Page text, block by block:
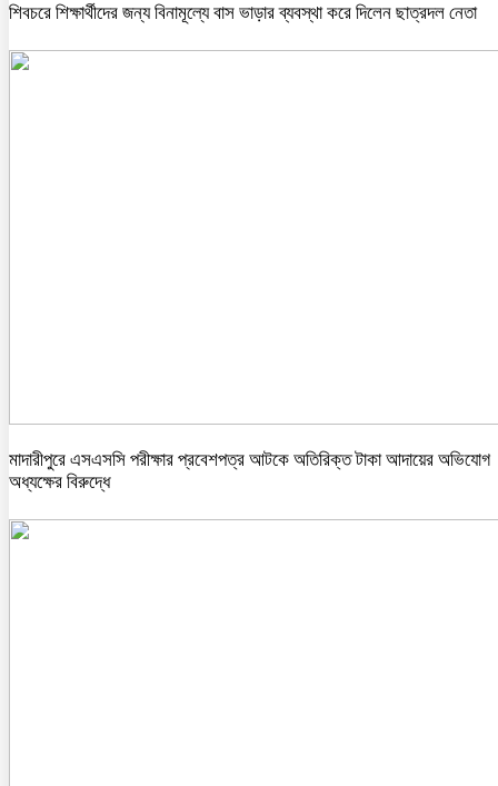
শিবচরে শিক্ষার্থীদের জন্য বিনামূল্যে বাস ভাড়ার ব্যবস্থা করে দিলেন ছাত্রদল নেতা
মাদারীপুরে এসএসসি পরীক্ষার প্রবেশপত্র আটকে অতিরিক্ত টাকা আদায়ের অভিযোগ
অধ্যক্ষের বিরুদ্ধে